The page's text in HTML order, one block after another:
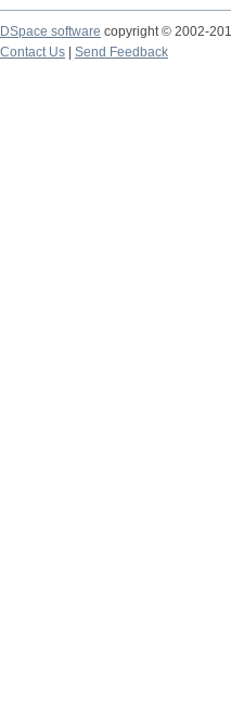
DSpace software copyright © 2002-
Contact Us
Send Feedback